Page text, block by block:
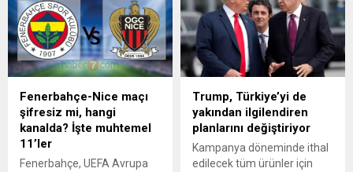
Fenerbahçe-Nice maçı
şifresiz mi, hangi
kanalda? İşte muhtemel
11’ler
Fenerbahçe, UEFA Avrupa
Trump, Türkiye’yi de
yakından ilgilendiren
planlarını değiştiriyor
Kampanya döneminde ithal
edilecek tüm ürünler için